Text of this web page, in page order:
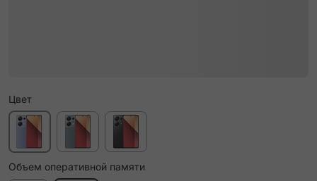
Цвет
Объем оперативной памяти